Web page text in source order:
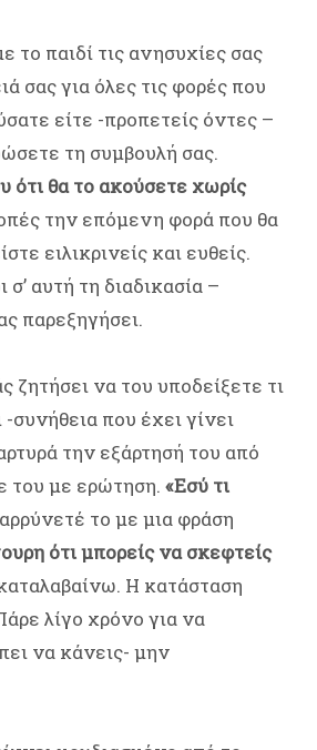
το παιδί τις ανησυχίες σας
σας για όλες τις φορές που
είτε -προπετείς όντες –
τη συμβουλή σας.
ότι θα το ακούσετε χωρίς
την επόμενη φορά που θα
ειλικρινείς και ευθείς.
σ’ αυτή τη διαδικασία –
παρεξηγήσει.
ζητήσει να του υποδείξετε τι
συνήθεια που έχει γίνει
την εξάρτησή του από
του με ερώτηση. «Εσύ τι
το με μια φράση
ότι μπορείς να σκεφτείς
Η κατάσταση
λίγο χρόνο για να
να κάνεις- μην